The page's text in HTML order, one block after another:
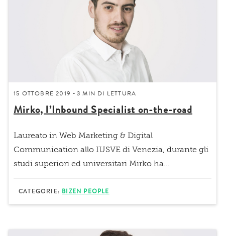
15 OTTOBRE 2019 - 3 MIN DI LETTURA
Mirko, l’Inbound Specialist on-the-road
Laureato in Web Marketing & Digital
Communication allo IUSVE di Venezia, durante gli
studi superiori ed universitari Mirko ha...
CATEGORIE: BIZEN PEOPLE